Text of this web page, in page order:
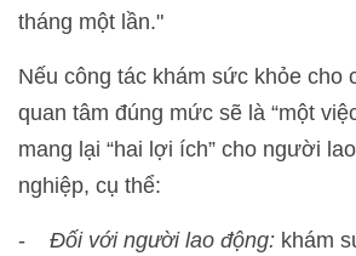
tháng một lần."
Nếu công tác khám sức khỏe cho
quan tâm đúng mức sẽ là “một
mang lại “hai lợi ích” cho người
nghiệp, cụ thể:
- Đối với người lao động: khám